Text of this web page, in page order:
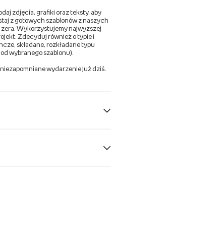
zdjęcia, grafiki oraz teksty, aby
z gotowych szablonów z naszych
zera. Wykorzystujemy najwyższej
Zdecyduj również o typie i
składane, rozkładane typu
wybranego szablonu).
wydarzenie już dziś.